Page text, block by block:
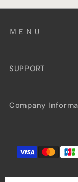
ＭＥＮＵ
SUPPORT
Company